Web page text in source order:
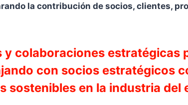
la contribución de socios, clientes,
colaboraciones estratégicas
con socios estratégicos
sostenibles en la industria del